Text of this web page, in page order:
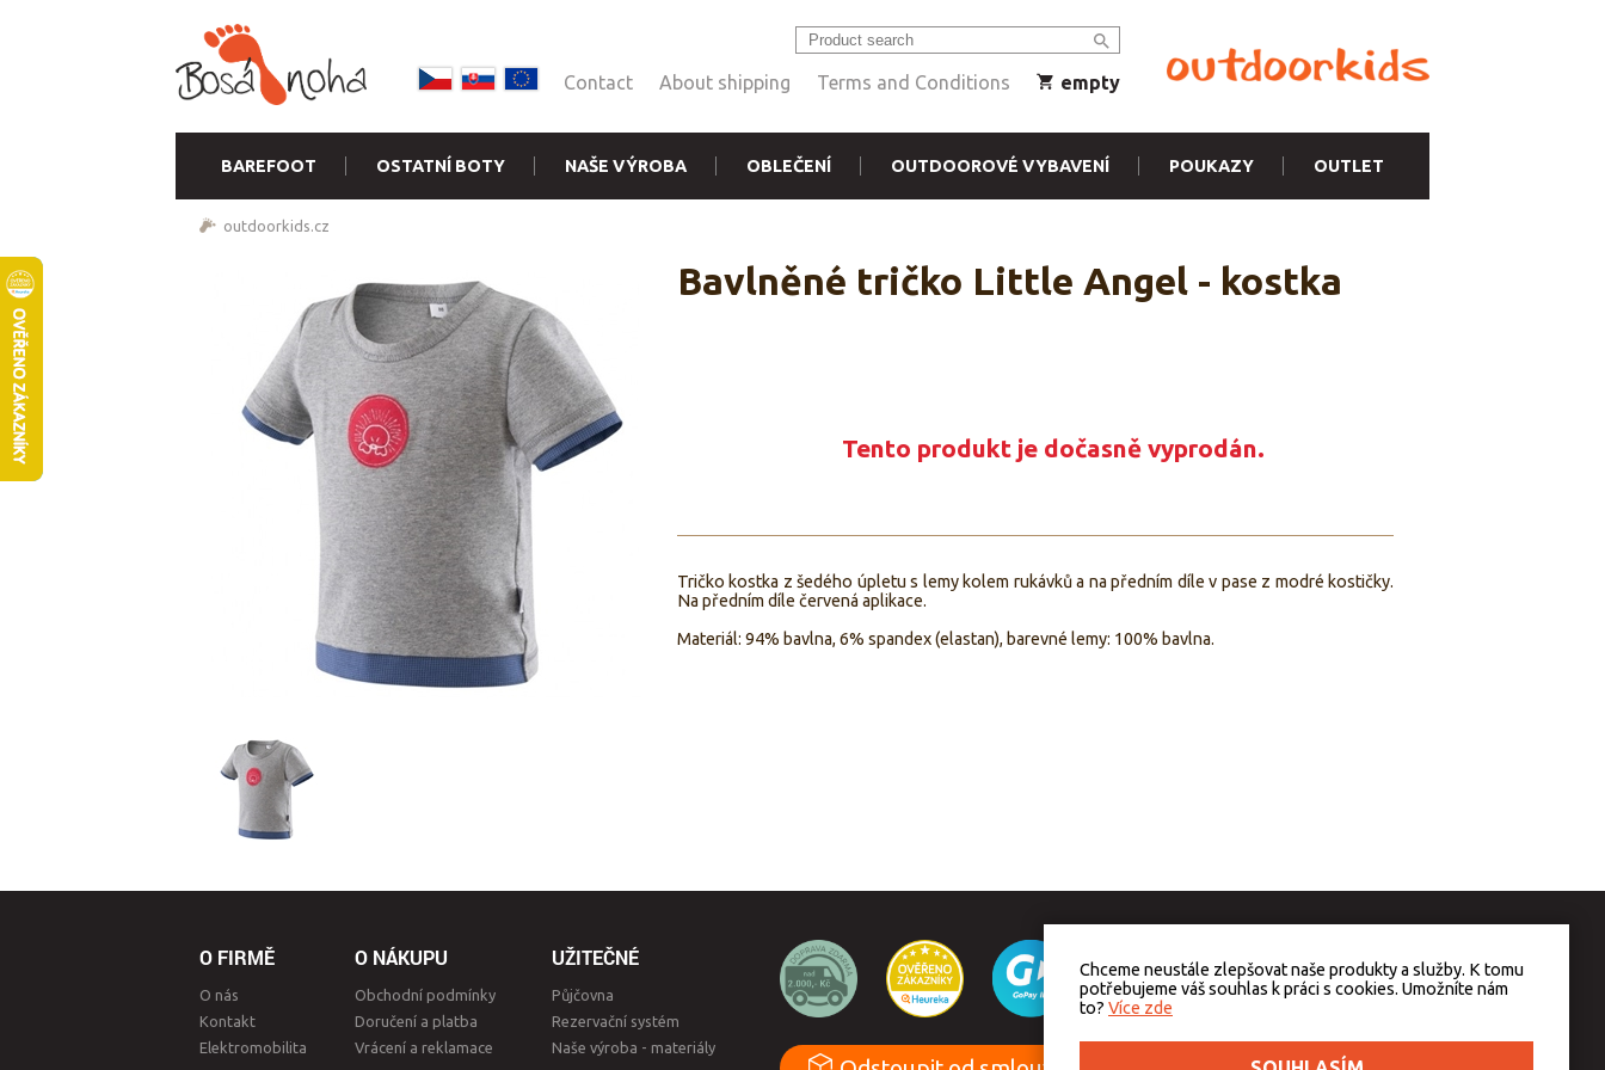
Contact About shipping Terms and Conditions empty
BAREFOOT OSTATNÍ BOTY NAŠE VÝROBA OBLEČENÍ OUTDOOROVÉ VYBAVENÍ POUKAZY OUTLET
outdoorkids.cz
Bavlněné tričko Little Angel - kostka
Tento produkt je dočasně vyprodán.
Tričko kostka z šedého úpletu s lemy kolem rukávků a na předním díle v pase z modré kostičky.
Na předním díle červená aplikace.
Materiál: 94% bavlna, 6% spandex (elastan), barevné lemy: 100% bavlna.
O FIRMĚ
O nás
Kontakt
Elektromobilita
O NÁKUPU
Obchodní podmínky
Doručení a platba
Vrácení a reklamace
UŽITEČNÉ
Půjčovna
Rezervační systém
Naše výroba - materiály
Chceme neustále zlepšovat naše produkty a služby. K tomu
potřebujeme váš souhlas k práci s cookies. Umožníte nám
to? Více zde